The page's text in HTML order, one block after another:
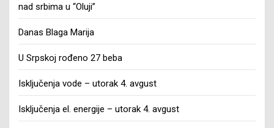
nad srbima u “Oluji”
Danas Blaga Marija
U Srpskoj rođeno 27 beba
Isključenja vode – utorak 4. avgust
Isključenja el. energije – utorak 4. avgust